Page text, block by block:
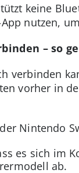
keine
nutzen,
– so
verbinden
vorher in
Nintendo
es sich im
ab.